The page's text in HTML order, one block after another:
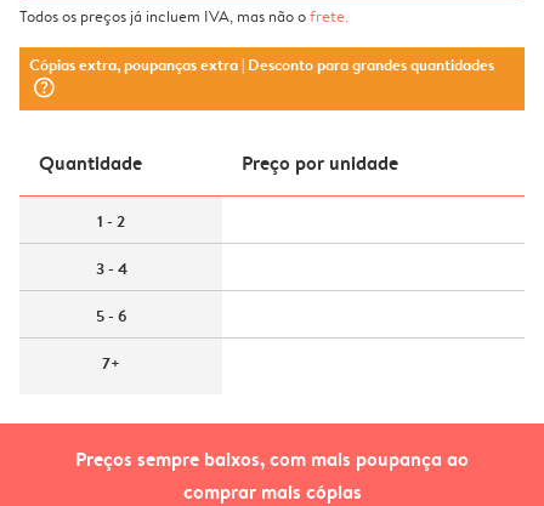
Preços sempre baixos, com mais poupança ao
comprar mais cópias
Todos os preços já incluem IVA, mas não ofrete.
Cópias extra, poupanças extra| Desconto para grandes quantidades
question_mark_circle
Quantidade Preço por unidade
1 - 2
3 - 4
5 - 6
7+